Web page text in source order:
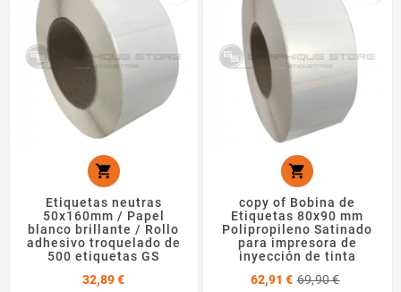

Etiquetas neutras
50x160mm / Papel
blanco brillante / Rollo
adhesivo troquelado de
500 etiquetas GS
32,89 €Precio

copy of Bobina de
Etiquetas 80x90 mm
Polipropileno Satinado
para impresora de
inyección de tinta
62,91 € 69,90 €